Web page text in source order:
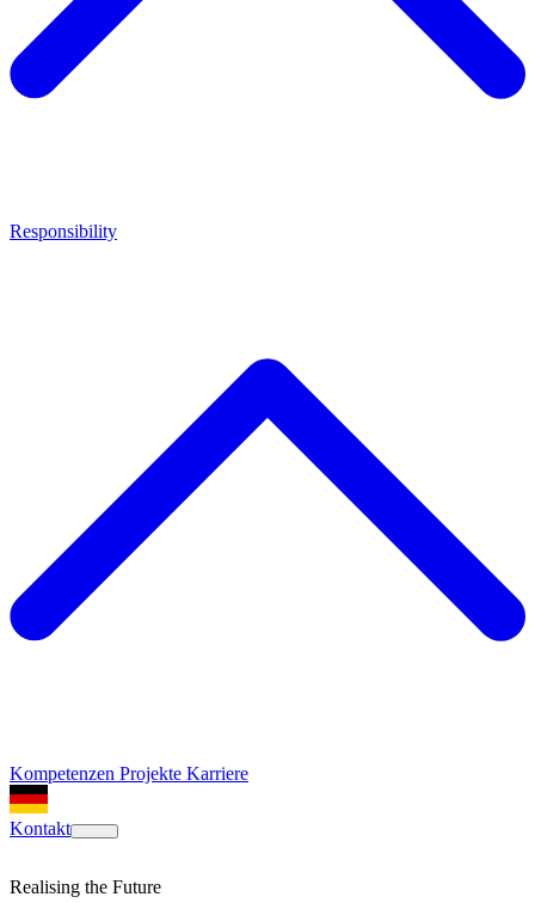
Responsibility
Kompetenzen Projekte Karriere
Kontakt
Realising the Future